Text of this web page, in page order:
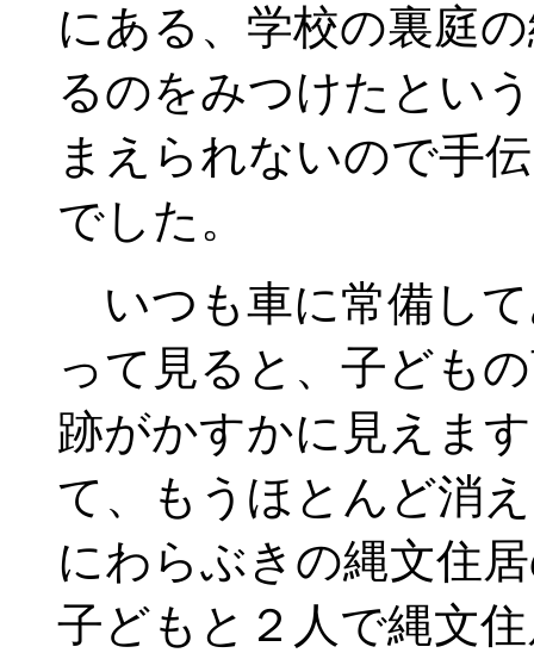
にある、学校の裏庭
るのをみつけたとい
まえられないので手
でした。
いつも車に常備し
って見ると、子ども
跡がかすかに見えま
て、もうほとんど消
にわらぶきの縄文住
子どもと２人で縄文